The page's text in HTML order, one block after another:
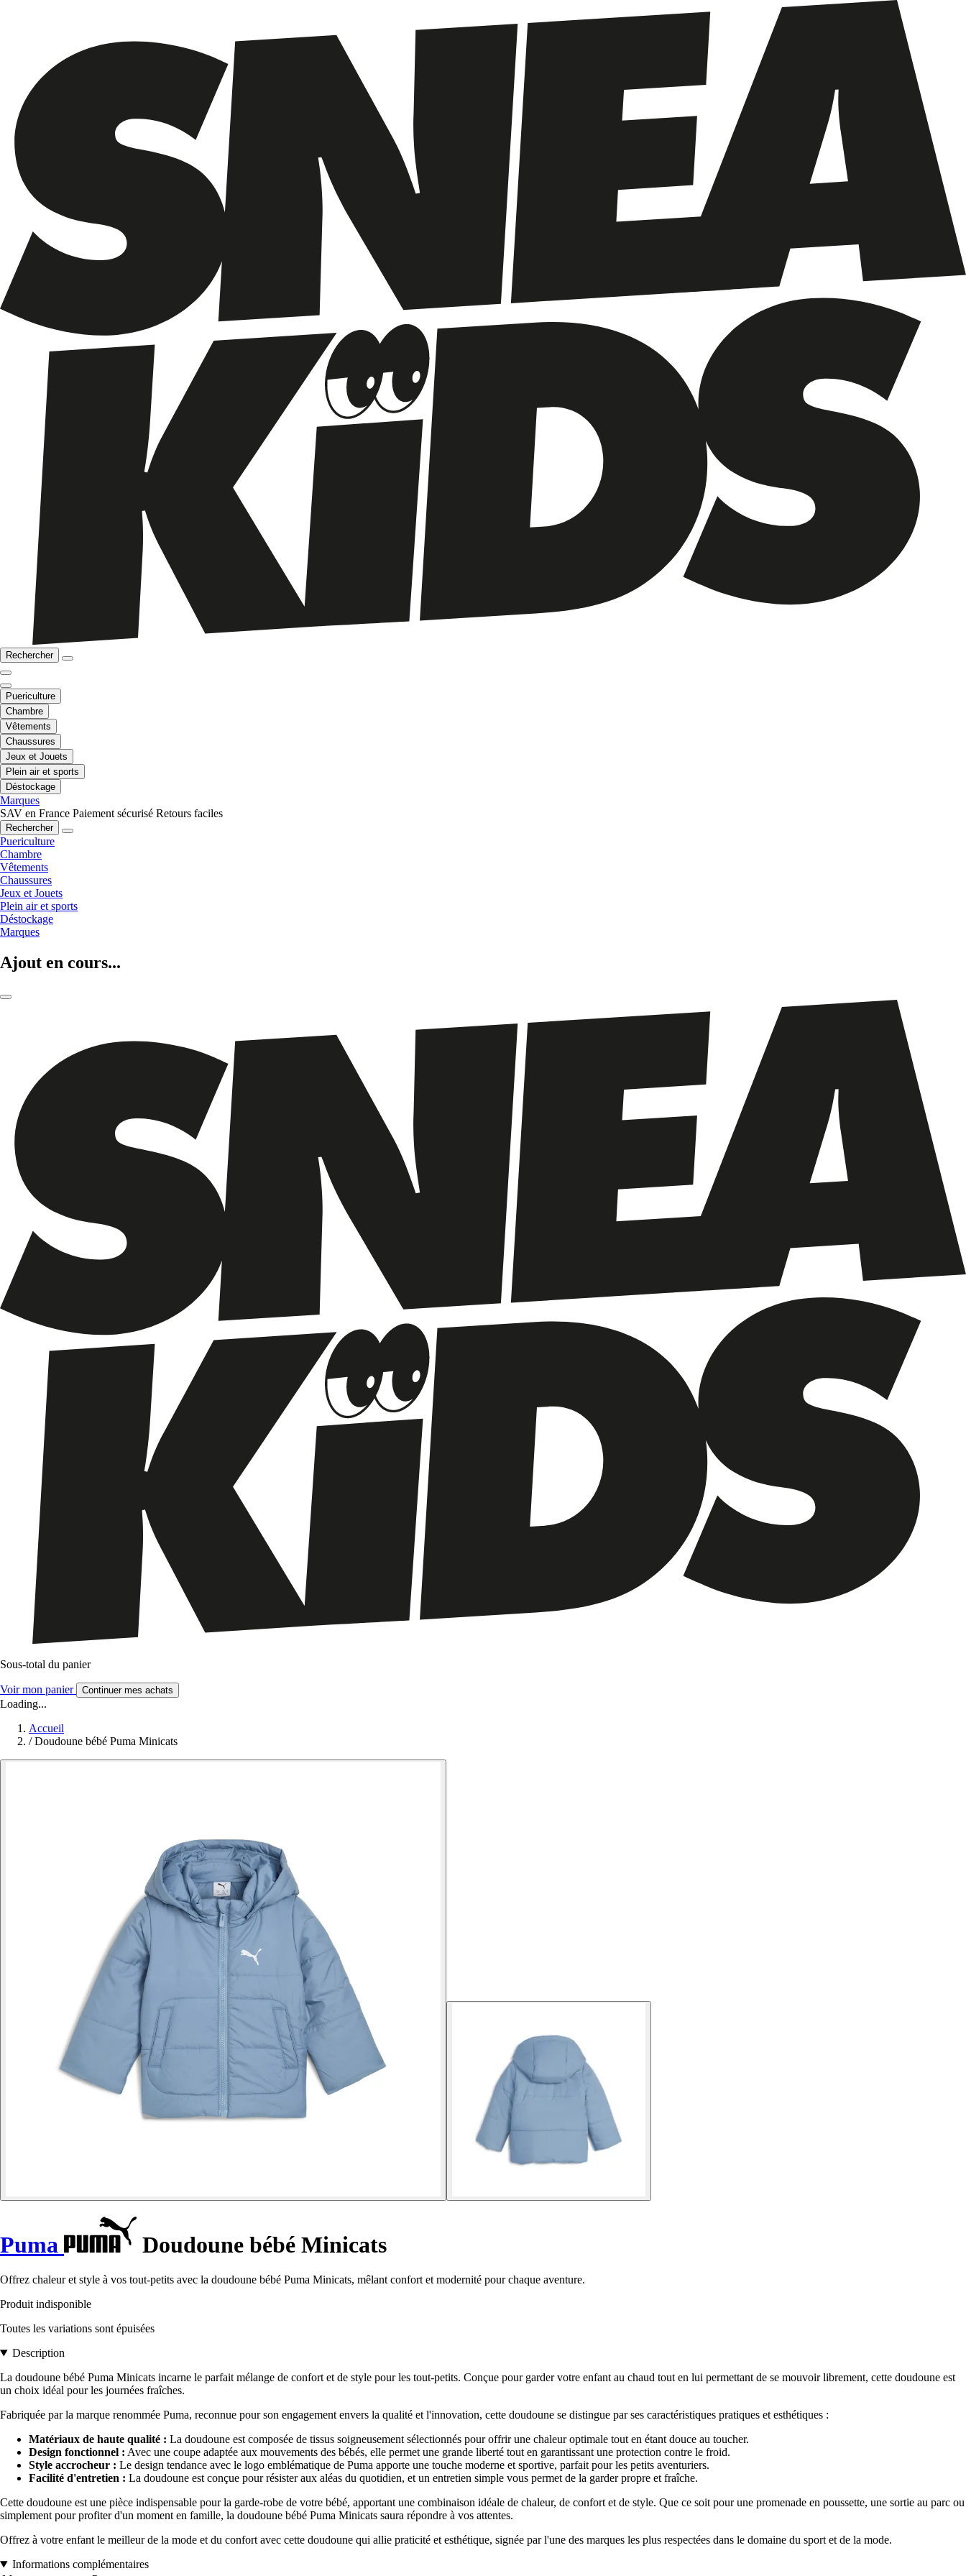
Rechercher
Puericulture
Chambre
Vêtements
Chaussures
Jeux et Jouets
Plein air et sports
Déstockage
Marques
SAV en France Paiement sécurisé Retours faciles
Rechercher
Puericulture
Chambre
Vêtements
Chaussures
Jeux et Jouets
Plein air et sports
Déstockage
Marques
Ajout en cours...
Sous-total du panier
Voir mon panier Continuer mes achats
Loading...
Accueil
/ Doudoune bébé Puma Minicats
Puma Doudoune bébé Minicats
Offrez chaleur et style à vos tout-petits avec la doudoune bébé Puma Minicats, mêlant confort et modernité pour chaque aventure.
Produit indisponible
Toutes les variations sont épuisées
Description
La doudoune bébé Puma Minicats incarne le parfait mélange de confort et de style pour les tout-petits. Conçue pour garder votre enfant au chaud tout en lui permettant de se mouvoir librement, cette doudoune est
un choix idéal pour les journées fraîches.
Fabriquée par la marque renommée Puma, reconnue pour son engagement envers la qualité et l'innovation, cette doudoune se distingue par ses caractéristiques pratiques et esthétiques :
Matériaux de haute qualité : La doudoune est composée de tissus soigneusement sélectionnés pour offrir une chaleur optimale tout en étant douce au toucher.
Design fonctionnel : Avec une coupe adaptée aux mouvements des bébés, elle permet une grande liberté tout en garantissant une protection contre le froid.
Style accrocheur : Le design tendance avec le logo emblématique de Puma apporte une touche moderne et sportive, parfait pour les petits aventuriers.
Facilité d'entretien : La doudoune est conçue pour résister aux aléas du quotidien, et un entretien simple vous permet de la garder propre et fraîche.
Cette doudoune est une pièce indispensable pour la garde-robe de votre bébé, apportant une combinaison idéale de chaleur, de confort et de style. Que ce soit pour une promenade en poussette, une sortie au parc ou
simplement pour profiter d'un moment en famille, la doudoune bébé Puma Minicats saura répondre à vos attentes.
Offrez à votre enfant le meilleur de la mode et du confort avec cette doudoune qui allie praticité et esthétique, signée par l'une des marques les plus respectées dans le domaine du sport et de la mode.
Informations complémentaires